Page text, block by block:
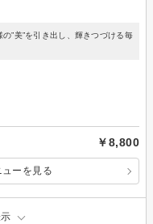
”美”を引き出し、輝きつづける毎
￥8,800
ーを見る